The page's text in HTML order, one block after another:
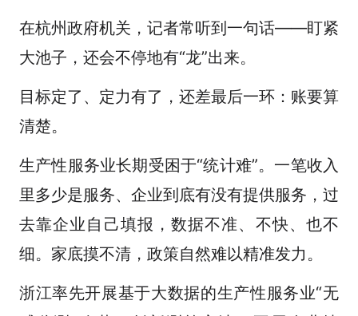
在杭州政府机关，记者常听到一句话——盯紧
大池子，还会不停地有“龙”出来。
目标定了、定力有了，还差最后一环：账要算
清楚。
生产性服务业长期受困于“统计难”。一笔收入
里多少是服务、企业到底有没有提供服务，过
去靠企业自己填报，数据不准、不快、也不
细。家底摸不清，政策自然难以精准发力。
浙江率先开展基于大数据的生产性服务业“无